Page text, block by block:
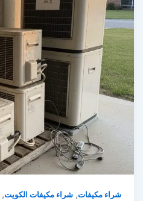
شراء مكيفات,شراء مكيفات الكويت